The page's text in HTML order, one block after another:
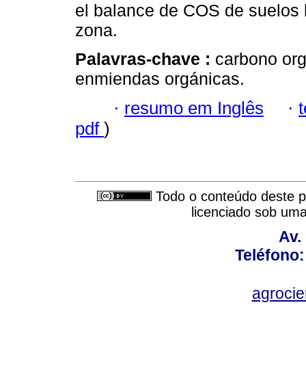
el balance de COS de
zona.
Palavras-chave : carbono
enmiendas orgánicas.
· resumo em Inglês ·
pdf )
Todo o conteúdo deste
licenciado sob
Av.